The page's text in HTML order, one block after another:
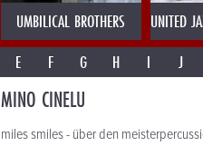
UMBILICAL BROTHERS
UNITED
E F G H I J
MINO CINELU
miles smiles - über den